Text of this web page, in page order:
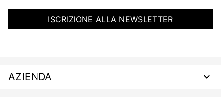
ISCRIZIONE ALLA NEWSLETTER
AZIENDA